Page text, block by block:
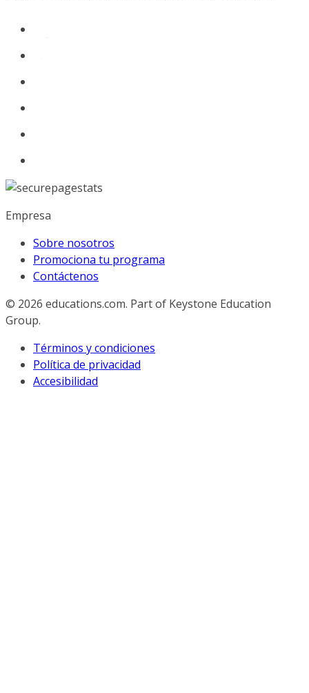
Empresa
Sobre nosotros
Promociona tu programa
Contáctenos
© 2026 educations.com. Part of Keystone Education
Group.
Términos y condiciones
Política de privacidad
Accesibilidad